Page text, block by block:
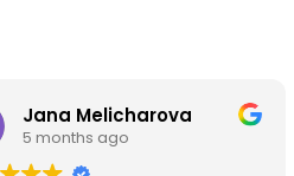
alina buriankova
5 months ago